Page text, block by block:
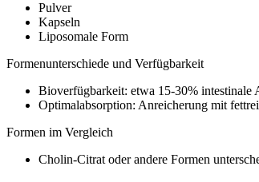
Pulver
Kapseln
Liposomale Form
Formenunterschiede und Verfügbarkeit
Bioverfügbarkeit: etwa 15-30% intestinale
Optimalabsorption: Anreicherung mit
Formen im Vergleich
Cholin-Citrat oder andere Formen